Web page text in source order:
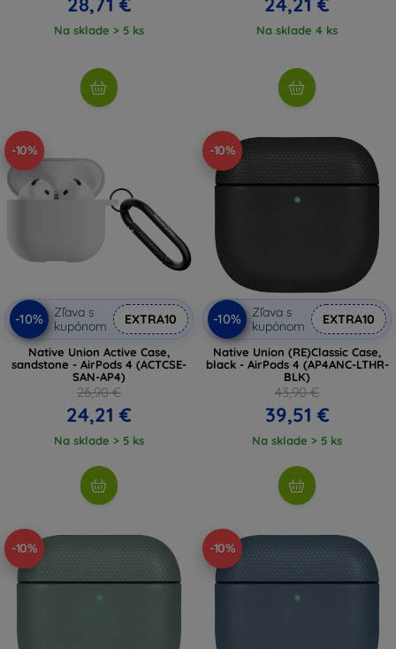
Na sklade > 5 ks Na sklade 4 ks
-10%
-10%
Zľava s
kupónom
EXTRA10
Native Union Active Case,
sandstone - AirPods 4 (ACTCSE-
SAN-AP4)
26,90 €
24,21 €
Na sklade > 5 ks
-10%
-10%
Zľava s
kupónom
EXTRA10
Native Union (RE)Classic Case,
black - AirPods 4 (AP4ANC-LTHR-
BLK)
43,90 €
39,51 €
Na sklade > 5 ks
-10% -10%